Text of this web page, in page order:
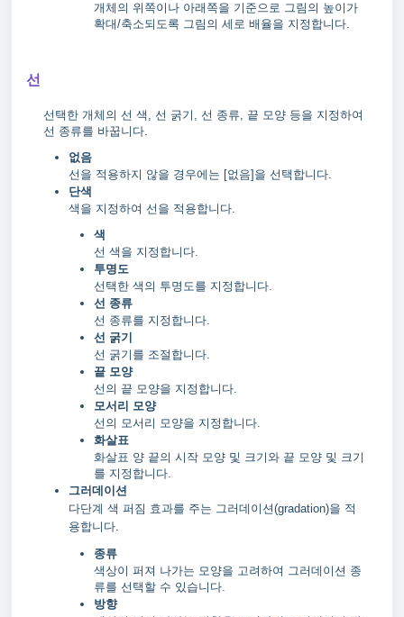
개체의 위쪽이나 아래쪽을 기준으로 그림의 높이가
확대/축소되도록 그림의 세로 배율을 지정합니다.
선
선택한 개체의 선 색, 선 굵기, 선 종류, 끝 모양 등을 지정하여
선 종류를 바꿉니다.
없음
선을 적용하지 않을 경우에는 [없음]을 선택합니다.
단색
색을 지정하여 선을 적용합니다.
색
선 색을 지정합니다.
투명도
선택한 색의 투명도를 지정합니다.
선 종류
선 종류를 지정합니다.
선 굵기
선 굵기를 조절합니다.
끝 모양
선의 끝 모양을 지정합니다.
모서리 모양
선의 모서리 모양을 지정합니다.
화살표
화살표 양 끝의 시작 모양 및 크기와 끝 모양 및 크기
를 지정합니다.
그러데이션
다단계 색 퍼짐 효과를 주는 그러데이션(gradation)을 적
용합니다.
종류
색상이 퍼져 나가는 모양을 고려하여 그러데이션 종
류를 선택할 수 있습니다.
방향